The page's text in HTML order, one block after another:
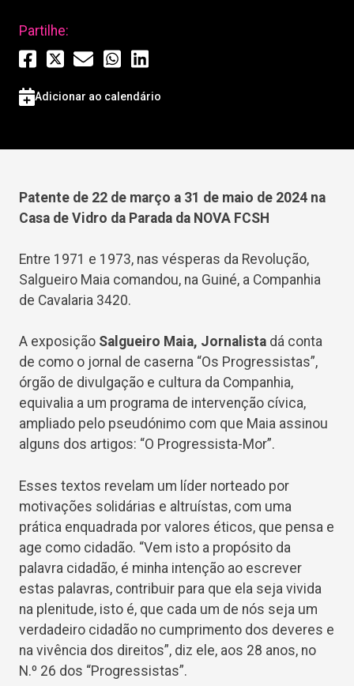
Partilhe:
Adicionar ao calendário
Patente de 22 de março a 31 de maio de 2024 na
Casa de Vidro da Parada da NOVA FCSH
Entre 1971 e 1973, nas vésperas da Revolução,
Salgueiro Maia comandou, na Guiné, a Companhia
de Cavalaria 3420.
A exposição Salgueiro Maia, Jornalista dá conta
de como o jornal de caserna “Os Progressistas”,
órgão de divulgação e cultura da Companhia,
equivalia a um programa de intervenção cívica,
ampliado pelo pseudónimo com que Maia assinou
alguns dos artigos: “O Progressista-Mor”.
Esses textos revelam um líder norteado por
motivações solidárias e altruístas, com uma
prática enquadrada por valores éticos, que pensa e
age como cidadão. “Vem isto a propósito da
palavra cidadão, é minha intenção ao escrever
estas palavras, contribuir para que ela seja vivida
na plenitude, isto é, que cada um de nós seja um
verdadeiro cidadão no cumprimento dos deveres e
na vivência dos direitos”, diz ele, aos 28 anos, no
N.º 26 dos “Progressistas”.